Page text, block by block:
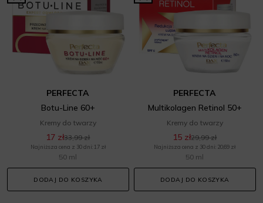
PERFECTA
Botu-Line 60+
Kremy do twarzy
17 zł33,99 zł
Najniższa cena z 30 dni: 17 zł
50 ml
DODAJ DO KOSZYKA
PERFECTA
Multikolagen Retinol 50+
Kremy do twarzy
15 zł29,99 zł
Najniższa cena z 30 dni: 20,69 zł
50 ml
DODAJ DO KOSZYKA